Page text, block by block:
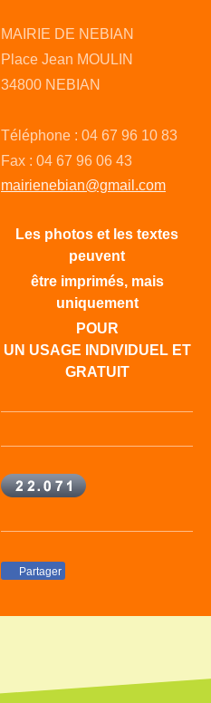
MAIRIE DE NEBIAN
Place Jean MOULIN
34800 NEBIAN
Téléphone : 04 67 96 10 83
Fax : 04 67 96 06 43
mairienebian@gmail.com
Les photos et les textes
peuvent
être imprimés, mais
uniquement
POUR
UN USAGE INDIVIDUEL ET
GRATUIT
Partager